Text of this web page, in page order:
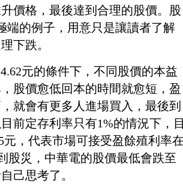
價格，最後達到合理的股價。股
端的例子，用意只是讓讀者了解
下跌。
元的條件下，不同股價的本益
股價愈低回本的時間就愈短，盈
就會有更多人進場買入，最後到
前定存利率只有1%的情況下，
元，代表市場可接受盈餘殖利率
股災，中華電的股價最低會跌至
己思考了。